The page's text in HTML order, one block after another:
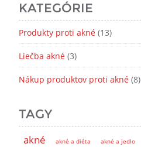
KATEGÓRIE
Produkty proti akné (13)
Liečba akné (3)
Nákup produktov proti akné (8)
TAGY
akné akné a diéta
akné a jedlo